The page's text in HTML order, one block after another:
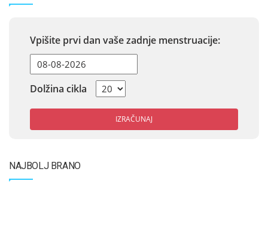
Vpišite prvi dan vaše zadnje menstruacije:
Dolžina cikla
IZRAČUNAJ
NAJBOLJ BRANO